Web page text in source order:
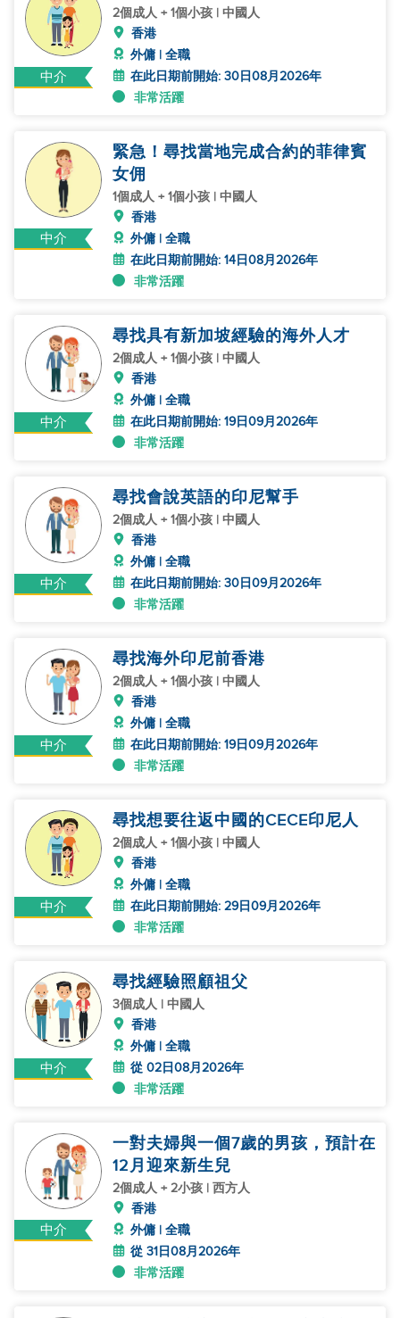
中介
2個成人 + 1個小孩 | 中國人
香港
外傭 | 全職
在此日期前開始: 30日08月2026年
非常活躍
中介
緊急！尋找當地完成合約的菲律賓
女佣
1個成人 + 1個小孩 | 中國人
香港
外傭 | 全職
在此日期前開始: 14日08月2026年
非常活躍
中介
尋找具有新加坡經驗的海外人才
2個成人 + 1個小孩 | 中國人
香港
外傭 | 全職
在此日期前開始: 19日09月2026年
非常活躍
中介
尋找會說英語的印尼幫手
2個成人 + 1個小孩 | 中國人
香港
外傭 | 全職
在此日期前開始: 30日09月2026年
非常活躍
中介
尋找海外印尼前香港
2個成人 + 1個小孩 | 中國人
香港
外傭 | 全職
在此日期前開始: 19日09月2026年
非常活躍
中介
尋找想要往返中國的CECE印尼人
2個成人 + 1個小孩 | 中國人
香港
外傭 | 全職
在此日期前開始: 29日09月2026年
非常活躍
中介
尋找經驗照顧祖父
3個成人 | 中國人
香港
外傭 | 全職
從 02日08月2026年
非常活躍
中介
一對夫婦與一個7歲的男孩，預計在
12月迎來新生兒
2個成人 + 2小孩 | 西方人
香港
外傭 | 全職
從 31日08月2026年
非常活躍